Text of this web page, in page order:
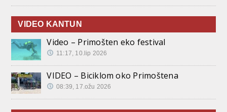
VIDEO KANTUN
Video – Primošten eko festival
11:17, 10.lip 2026
VIDEO – Biciklom oko Primoštena
08:39, 17.ožu 2026